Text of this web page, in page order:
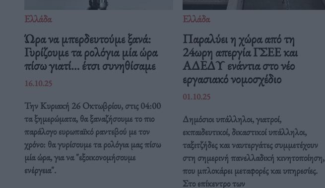
Ελλάδα
Ώρα να μπερδευτούμε ξανά:
Γυρίζουμε τα ρολόγια μία ώρα
πίσω γιατί… έτσι συνηθίσαμε
16.10.25
Την Κυριακή 26 Οκτωβρίου, στις 04:00
τα ξημερώματα, θα ξαναζήσουμε το πιο
παράλογο ευρωπαϊκό ραντεβού με τον
χρόνο: θα γυρίσουμε τα ρολόγια μας πίσω
μία ώρα, για να "εξοικονομήσουμε
ενέργεια".
Ελλάδα
Παραλύει η χώρα από τη
24ωρη απεργία ΓΣΕΕ και
ΑΔΕΔΥ ενάντια στο νέο
εργασιακό νομοσχέδιο
01.10.25
Δημόσιοι υπάλληλοι, γιατροί,
εκπαιδευτικοί, δικαστικοί υπάλληλοι,
ταξιτζήδες και ναυτεργάτες συμμετέχουν
στη σημερινή πανελλαδική κινητοποίηση,
που μπλοκάρει μεταφορές και υπηρεσίες.
Στο επίκεντρο των